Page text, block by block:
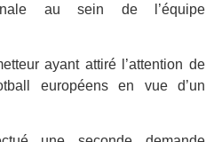
au sein de l’équipe
ayant attiré l’attention de
européens en vue d’un